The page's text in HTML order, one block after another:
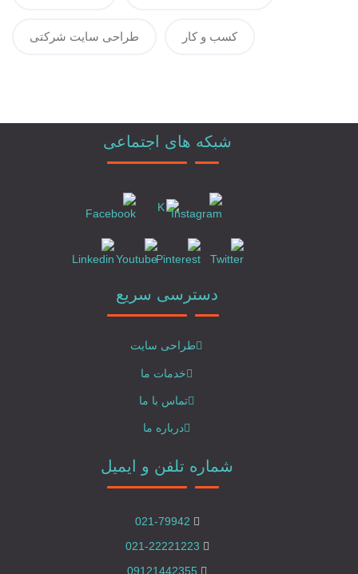
طراحی سایت شرکتی کسب و کار
شبکه های اجتماعی
دسترسی سریع
طراحی سایت
خدمات ما
تماس با ما
درباره ما
شماره تلفن و ایمیل
021-79942
021-22221223
09121442355